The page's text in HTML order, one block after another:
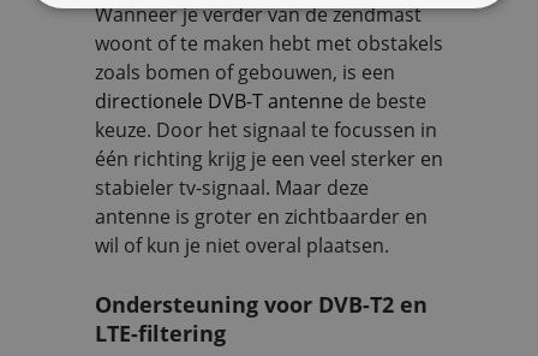
Wanneer je verder van de zendmast
woont of te maken hebt met obstakels
zoals bomen of gebouwen, is een
directionele DVB-T antenne de beste
keuze. Door het signaal te focussen in
één richting krijg je een veel sterker en
stabieler tv-signaal. Maar deze
antenne is groter en zichtbaarder en
wil of kun je niet overal plaatsen.
Ondersteuning voor DVB-T2 en
LTE-filtering